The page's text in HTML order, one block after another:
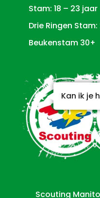
Stam: 18 – 23 jaar
Drie Ringen Stam:
Beukenstam 30+
Scouting
Kan ik je